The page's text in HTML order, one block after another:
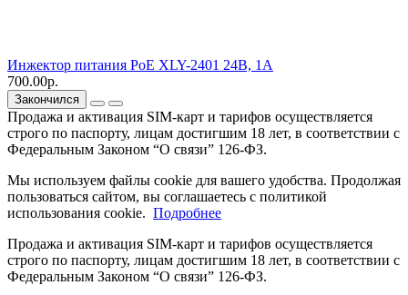
Инжектор питания PoE XLY-2401 24В, 1A
700.00р.
Закончился
Продажа и активация SIM-карт и тарифов осуществляется
строго по паспорту, лицам достигшим 18 лет, в соответствии с
Федеральным Законом “О связи” 126-ФЗ.
Мы используем файлы cookie для вашего удобства. Продолжая
пользоваться сайтом, вы соглашаетесь с политикой
использования cookie. Подробнее
Продажа и активация SIM-карт и тарифов осуществляется
строго по паспорту, лицам достигшим 18 лет, в соответствии с
Федеральным Законом “О связи” 126-ФЗ.